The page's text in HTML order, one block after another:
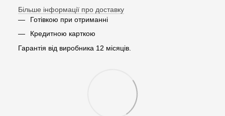
Більше інформації про доставку
Готівкою при отриманні
Кредитною карткою
Гарантія від виробника 12 місяців.